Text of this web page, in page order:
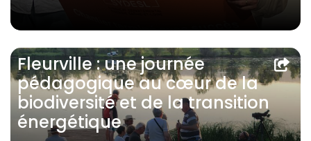
Fleurville : une journée
pédagogique au cœur de la
biodiversité et de la transition
énergétique